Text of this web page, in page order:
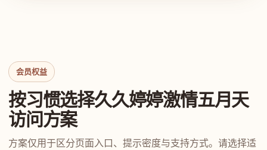
会员权益
按习惯选择久久婷婷激情五月天
访问方案
方案仅用于区分页面入口、提示密度与支持方式。请选择适